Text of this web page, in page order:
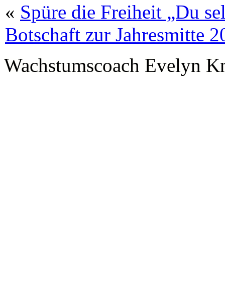
« Spüre die Freiheit „Du
Botschaft zur Jahresmitte
Wachstumscoach Evelyn